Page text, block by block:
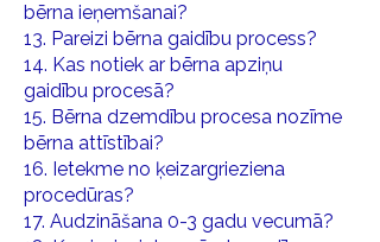
bērna ieņemšanai?
13. Pareizi bērna gaidību process?
14. Kas notiek ar bērna apziņu
gaidību procesā?
15. Bērna dzemdību procesa nozīme
bērna attīstībai?
16. Ietekme no ķeizargrieziena
procedūras?
17. Audzināšana 0-3 gadu vecumā?